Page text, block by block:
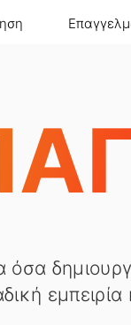
όσα